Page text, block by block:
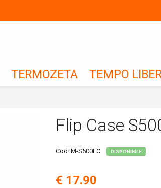
TERMOZETA TEMPO
Flip Case
Cod: M-S500FC DISPONIBILE
€ 17.90